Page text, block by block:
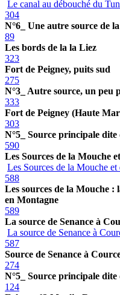
Le canal au débouché du
304
N°6_ Une autre source de
89
Les bords de la la Liez
323
Fort de Peigney, puits sud
275
N°3_ Autre source, un peu
333
Fort de Peigney (Haute
303
N°5_ Source principale
590
Les Sources de la Mouche
Les Sources de la Mouche et
588
Les sources de la Mouche :
en Montagne
589
La source de Senance à
La source de Senance à
587
Source de Senance à
274
N°5_ Source principale dite
124